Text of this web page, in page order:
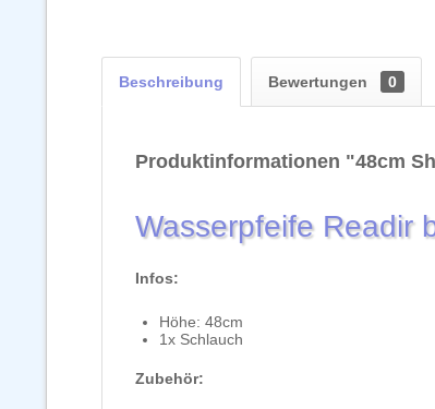
Beschreibung Bewertungen 0
Produktinformationen "48cm
Wasserpfeife Readir
Infos:
Höhe: 48cm
1x Schlauch
Zubehör: